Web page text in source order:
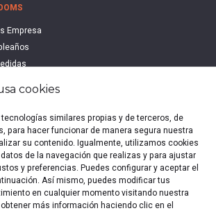
Empresa
Rooms 2021
cookies
similares propias y de terceros, de
para hacer funcionar de manera segura nuestra
su contenido. Igualmente, utilizamos cookies
de la navegación que realizas y para ajustar
y preferencias. Puedes configurar y aceptar el
Así mismo, puedes modificar tus
en cualquier momento visitando nuestra
más información haciendo clic en el